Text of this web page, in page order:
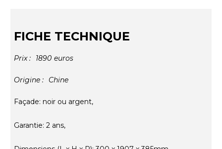
FICHE TECHNIQUE
Prix : 1890 euros
Origine : Chine
Façade: noir ou argent,
Garantie: 2 ans,